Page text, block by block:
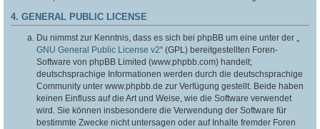
4. GENERAL PUBLIC LICENSE
Du nimmst zur Kenntnis, dass es sich bei phpBB um eine unter der „
GNU General Public License v2“ (GPL) bereitgestellten Foren-
Software von phpBB Limited (www.phpbb.com) handelt;
deutschsprachige Informationen werden durch die deutschsprachige
Community unter www.phpbb.de zur Verfügung gestellt. Beide haben
keinen Einfluss auf die Art und Weise, wie die Software verwendet
wird. Sie können insbesondere die Verwendung der Software für
bestimmte Zwecke nicht untersagen oder auf Inhalte fremder Foren